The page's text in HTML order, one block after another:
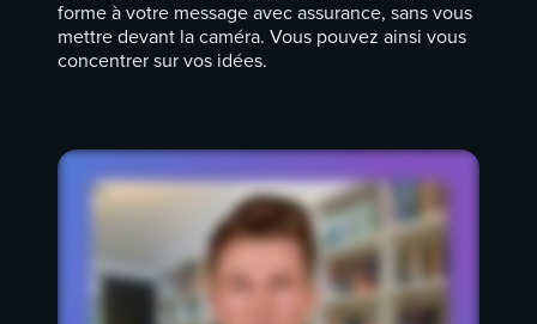
forme à votre message avec assurance, sans vous
mettre devant la caméra. Vous pouvez ainsi vous
concentrer sur vos idées.